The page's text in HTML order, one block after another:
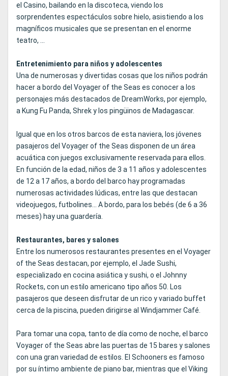
el Casino, bailando en la discoteca, viendo los
sorprendentes espectáculos sobre hielo, asistiendo a los
magníficos musicales que se presentan en el enorme
teatro, ...
Entretenimiento para niños y adolescentes
Una de numerosas y divertidas cosas que los niños podrán
hacer a bordo del Voyager of the Seas es conocer a los
personajes más destacados de DreamWorks, por ejemplo,
a Kung Fu Panda, Shrek y los pingüinos de Madagascar.
Igual que en los otros barcos de esta naviera, los jóvenes
pasajeros del Voyager of the Seas disponen de un área
acuática con juegos exclusivamente reservada para ellos.
En función de la edad, niños de 3 a 11 años y adolescentes
de 12 a 17 años, a bordo del barco hay programadas
numerosas actividades lúdicas, entre las que destacan
videojuegos, futbolines... A bordo, para los bebés (de 6 a 36
meses) hay una guardería.
Restaurantes, bares y salones
Entre los numerosos restaurantes presentes en el Voyager
of the Seas destacan, por ejemplo, el Jade Sushi,
especializado en cocina asiática y sushi, o el Johnny
Rockets, con un estilo americano tipo años 50. Los
pasajeros que deseen disfrutar de un rico y variado buffet
cerca de la piscina, pueden dirigirse al Windjammer Café.
Para tomar una copa, tanto de día como de noche, el barco
Voyager of the Seas abre las puertas de 15 bares y salones
con una gran variedad de estilos. El Schooners es famoso
por su íntimo ambiente de piano bar, mientras que el Viking